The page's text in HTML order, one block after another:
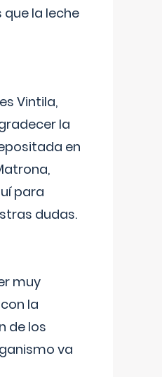
la leche
Vintila,
la
en
para
dudas.
muy
la
de los
va